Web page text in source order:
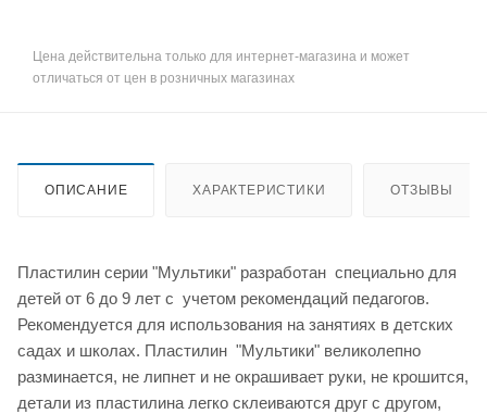
Цена действительна только для интернет-магазина и может
отличаться от цен в розничных магазинах
ОПИСАНИЕ ХАРАКТЕРИСТИКИ ОТЗЫВЫ
Пластилин серии "Мультики" разработан специально для
детей от 6 до 9 лет с учетом рекомендаций педагогов.
Рекомендуется для использования на занятиях в детских
садах и школах. Пластилин "Мультики" великолепно
разминается, не липнет и не окрашивает руки, не крошится,
детали из пластилина легко склеиваются друг с другом,